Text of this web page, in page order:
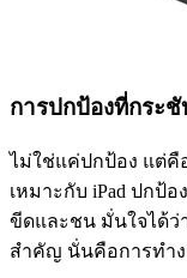
การปกป้องที่กระ
ไม่ใช่แค่ปกป้อง แต่คื
เหมาะกับ iPad ปกป้
ขีดและชน มั่นใจได้ว่
สำคัญ นั่นคือการทำ